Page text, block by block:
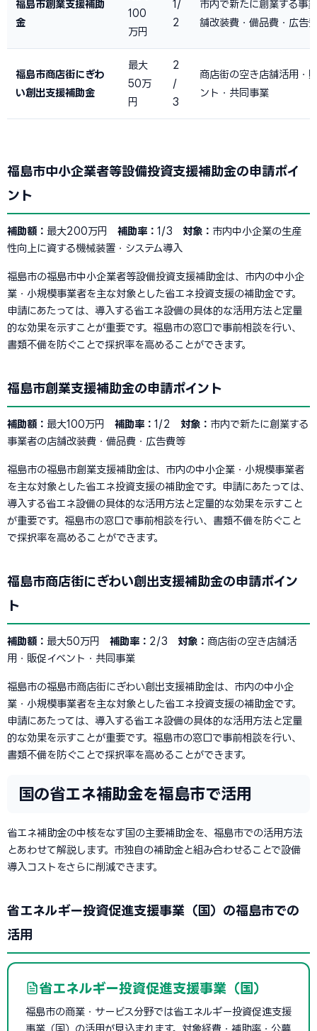
福島市創業支援補助
金
100
万円
1/
2
市内で新たに創業する事
舗改装費・備品費・広告
福島市商店街にぎわ
い創出支援補助金
最大
50万
円
2
/
3
商店街の空き店舗活用・
ント・共同事業
福島市中小企業者等設備投資支援補助金の申請ポイ
ント
補助額： 最大200万円 補助率： 1/3 対象： 市内中小企業の生産
性向上に資する機械装置・システム導入
福島市の福島市中小企業者等設備投資支援補助金は、市内の中小企
業・小規模事業者を主な対象とした省エネ投資支援の補助金です。
申請にあたっては、導入する省エネ設備の具体的な活用方法と定量
的な効果を示すことが重要です。福島市の窓口で事前相談を行い、
書類不備を防ぐことで採択率を高めることができます。
福島市創業支援補助金の申請ポイント
補助額： 最大100万円 補助率： 1/2 対象： 市内で新たに創業する
事業者の店舗改装費・備品費・広告費等
福島市の福島市創業支援補助金は、市内の中小企業・小規模事業者
を主な対象とした省エネ投資支援の補助金です。申請にあたっては、
導入する省エネ設備の具体的な活用方法と定量的な効果を示すこと
が重要です。福島市の窓口で事前相談を行い、書類不備を防ぐこと
で採択率を高めることができます。
福島市商店街にぎわい創出支援補助金の申請ポイン
ト
補助額： 最大50万円 補助率： 2/3 対象： 商店街の空き店舗活
用・販促イベント・共同事業
福島市の福島市商店街にぎわい創出支援補助金は、市内の中小企
業・小規模事業者を主な対象とした省エネ投資支援の補助金です。
申請にあたっては、導入する省エネ設備の具体的な活用方法と定量
的な効果を示すことが重要です。福島市の窓口で事前相談を行い、
書類不備を防ぐことで採択率を高めることができます。
国の省エネ補助金を福島市で活用
省エネ補助金の中核をなす国の主要補助金を、福島市での活用方法
とあわせて解説します。市独自の補助金と組み合わせることで設備
導入コストをさらに削減できます。
省エネルギー投資促進支援事業（国）の福島市での
活用
省エネルギー投資促進支援事業（国）
福島市の商業・サービス分野では省エネルギー投資促進支援
事業（国）の活用が見込まれます。対象経費・補助率・公募